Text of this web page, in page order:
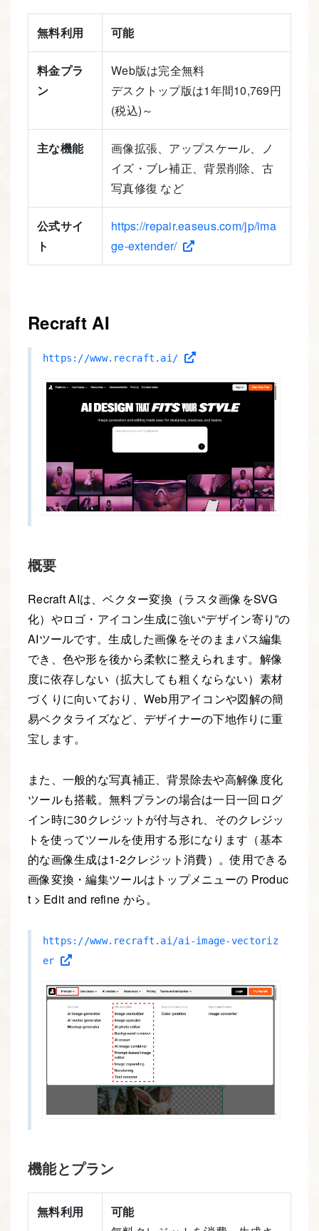
無料利用 可能
料金プラ
ン
Web版は完全無料
デスクトップ版は1年間10,769円
(税込)～
主な機能
画像拡張、アップスケール、ノ
イズ・ブレ補正、背景削除、古
写真修復 など
公式サイ
ト
https://repair.easeus.com/jp/ima
ge-extender/
Recraft AI
https://www.recraft.ai/
概要
Recraft AIは、ベクター変換（ラスタ画像をSVG
化）やロゴ・アイコン生成に強い“デザイン寄り”の
AIツールです。生成した画像をそのままパス編集
でき、色や形を後から柔軟に整えられます。解像
度に依存しない（拡大しても粗くならない）素材
づくりに向いており、Web用アイコンや図解の簡
易ベクタライズなど、デザイナーの下地作りに重
宝します。
また、一般的な写真補正、背景除去や高解像度化
ツールも搭載。無料プランの場合は一日一回ログ
イン時に30クレジットが付与され、そのクレジッ
トを使ってツールを使用する形になります（基本
的な画像生成は1-2クレジット消費）。使用できる
画像変換・編集ツールはトップメニューの Produc
t > Edit and refine から。
https://www.recraft.ai/ai-image-vectoriz
er
機能とプラン
無料利用
可能